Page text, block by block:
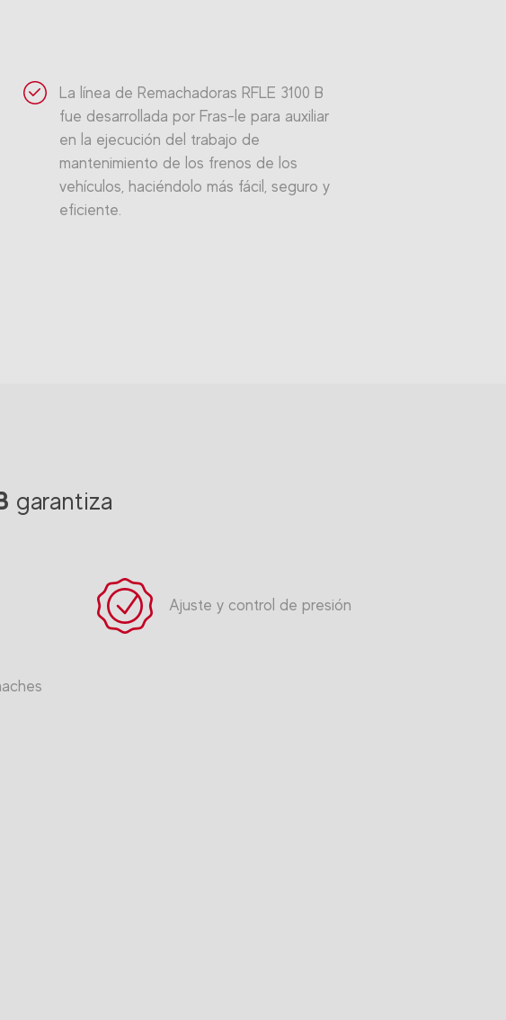
La línea de Remachadoras RFLE 3100 B
fue desarrollada por Fras-le para auxiliar
en la ejecución del trabajo de
mantenimiento de los frenos de los
vehículos, haciéndolo más fácil, seguro y
eficiente.
garantiza
Ajuste y control de presión